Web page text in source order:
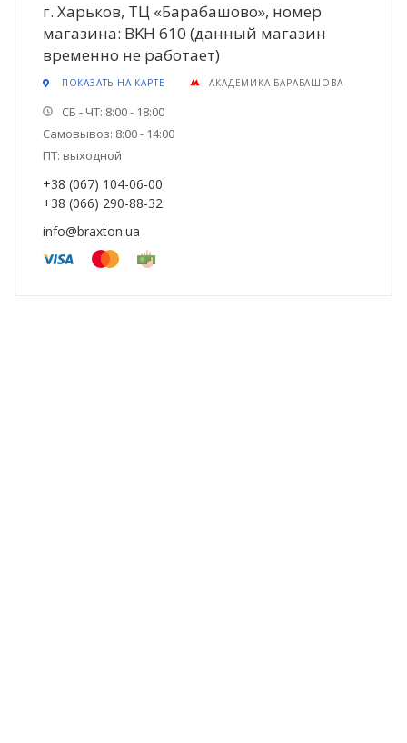
г. Харьков, ТЦ «Барабашово», номер
магазина: BKH 610 (данный магазин
временно не работает)
ПОКАЗАТЬ НА КАРТЕ АКАДЕМИКА БАРАБАШОВА
СБ - ЧТ: 8:00 - 18:00
Самовывоз: 8:00 - 14:00
ПТ: выходной
+38 (067) 104-06-00
+38 (066) 290-88-32
info@braxton.ua